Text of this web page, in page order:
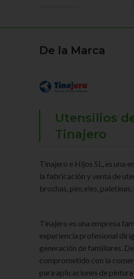
De la Marca
Utensilios
Tinajero
Tinajero e Hijos SL, es una
la fabricación y venta de
brochas, pinceles, paletinas,
Tinajero es una empresa
experiencia profesional
generación de familiares.
comprometido con la
para aplicaciones de